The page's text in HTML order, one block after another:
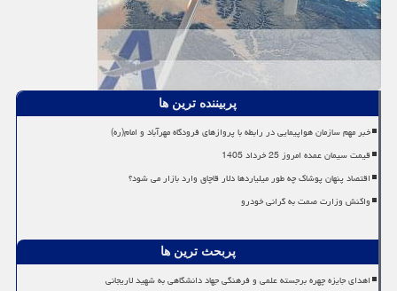
پربیننده ترین ها
خبر مهم سازمان هواپیمایی در رابطه با پروازهای فرودگاه مهرآباد و امام(ره)
قیمت سیمان عمده امروز 25 خرداد 1405
اقتصاد پنهان پوشاک چه طور میلیاردها دلار قاچاق وارد بازار می شود؟
واکنش وزارت صمت به گرانی خودرو
پربحث ترین ها
اهدای جایزه چهره برجسته علمی و فرهنگی جهاد دانشگاهی به شهید لاریجانی